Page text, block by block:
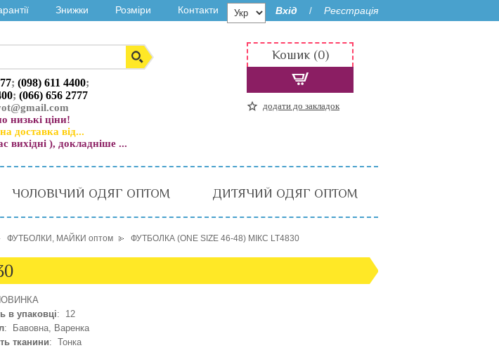
Знижки Розміри Контакти Вхід / Реєстрація
; (098) 611 4400;
; (066) 656 2777
низькі ціни!
доставка від...
вихідні ), докладніше ...
Кошик (0)
додати до закладок
ЧОЛОВІЧИЙ ОДЯГ ОПТОМ ДИТЯЧИЙ ОДЯГ ОПТОМ
ФУТБОЛКИ, МАЙКИ оптом ФУТБОЛКА (ONE SIZE 46-48) МІКС LT4830
в упаковці: 12
: Бавовна, Варенка
тканини: Тонка